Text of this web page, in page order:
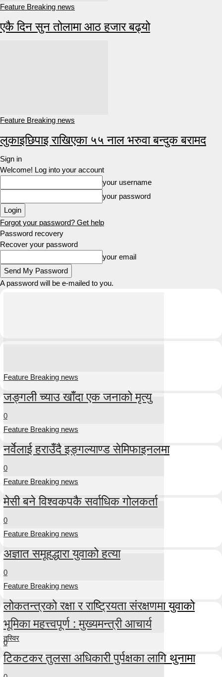
Feature Breaking news
एकै दिन सुन तोलामा आठ हजार बढ्यो
Feature Breaking news
लुकाइछिपाइ राखिएका ५५ नाल भरुवा बन्दुक बरामद
Sign in
Welcome! Log into your account
your username
your password
Forgot your password? Get help
Password recovery
Recover your password
your email
A password will be e-mailed to you.
Feature Breaking news
जङ्गली च्याउ खाँदा एक जनाको मृत्यु
0
Feature Breaking news
नर्वेलाई हराउँदै इङ्गल्याण्ड सेमिफाइनलमा
0
Feature Breaking news
मेसी बने विश्वकपकै सर्वाधिक गोलकर्ता
0
Feature Breaking news
अज्ञात समूहद्धारा युवाको हत्या
0
Feature Breaking news
लोकतन्त्रको रक्षा र राष्ट्रियता संरक्षणमा युवाको
भूमिका महत्त्वपूर्ण : मुख्यमन्त्री आचार्य
0
तस्विर
टिकटकर तुलसा अधिकारी पुर्पक्षका लागि थुनामा